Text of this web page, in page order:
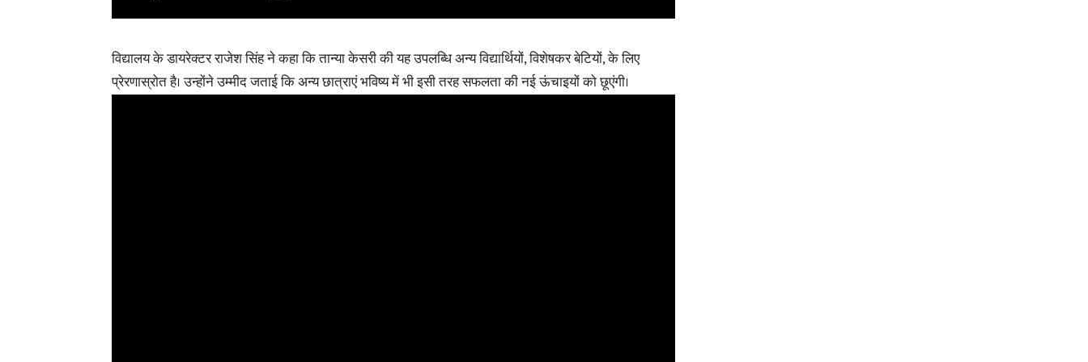
विद्यालय के डायरेक्टर राजेश सिंह ने कहा कि तान्या केसरी की यह उपलब्धि अन्य विद्यार्थियों, विशेषकर बेटियों, के लिए
प्रेरणास्रोत है। उन्होंने उम्मीद जताई कि अन्य छात्राएं भविष्य में भी इसी तरह सफलता की नई ऊंचाइयों को छूएंगी।